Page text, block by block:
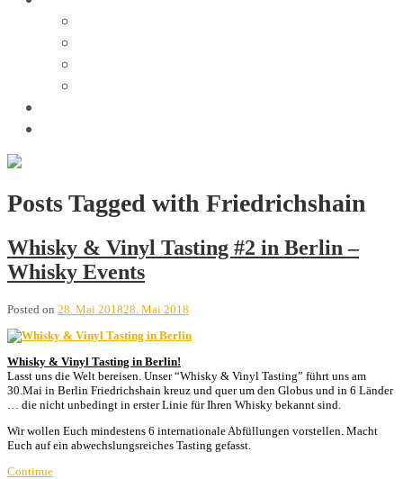
Posts Tagged with Friedrichshain
Whisky & Vinyl Tasting #2 in Berlin –
Whisky Events
Posted on 28. Mai 201828. Mai 2018
Whisky & Vinyl Tasting in Berlin!
Lasst uns die Welt bereisen. Unser “Whisky & Vinyl Tasting” führt uns am
30.Mai in Berlin Friedrichshain kreuz und quer um den Globus und in 6 Länder
… die nicht unbedingt in erster Linie für Ihren Whisky bekannt sind.
Wir wollen Euch mindestens 6 internationale Abfüllungen vorstellen. Macht
Euch auf ein abwechslungsreiches Tasting gefasst.
Continue